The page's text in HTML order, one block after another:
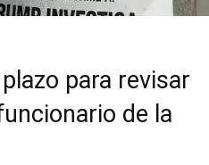
para revisar
de la